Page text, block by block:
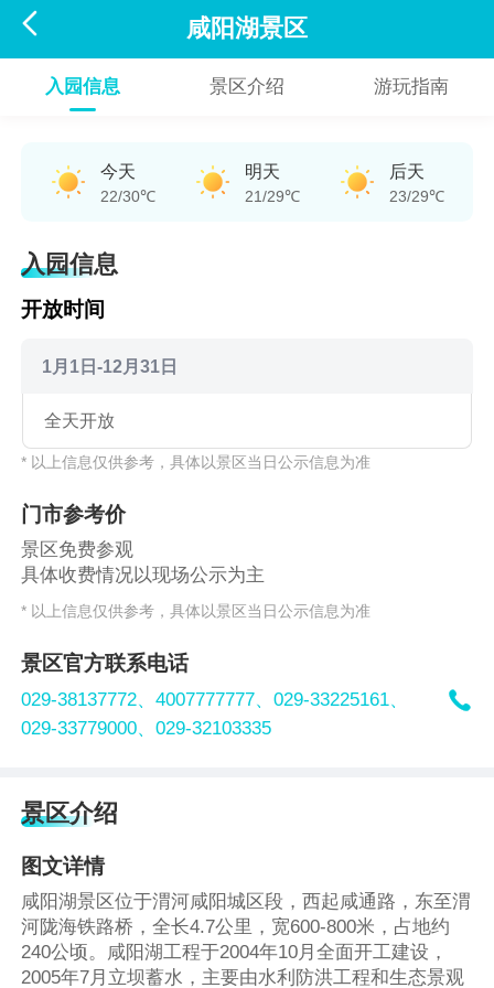
 咸阳湖景区
入园信息 景区介绍 游玩指南
今天
22/30℃
明天
21/29℃
后天
23/29℃
入园信息
开放时间
1月1日-12月31日
全天开放
* 以上信息仅供参考，具体以景区当日公示信息为准
门市参考价
景区免费参观
具体收费情况以现场公示为主
* 以上信息仅供参考，具体以景区当日公示信息为准
景区官方联系电话
029-38137772、4007777777、029-33225161、
029-33779000、029-32103335

景区介绍
图文详情
咸阳湖景区位于渭河咸阳城区段，西起咸通路，东至渭
河陇海铁路桥，全长4.7公里，宽600-800米，占地约
240公顷。咸阳湖工程于2004年10月全面开工建设，
2005年7月立坝蓄水，主要由水利防洪工程和生态景观